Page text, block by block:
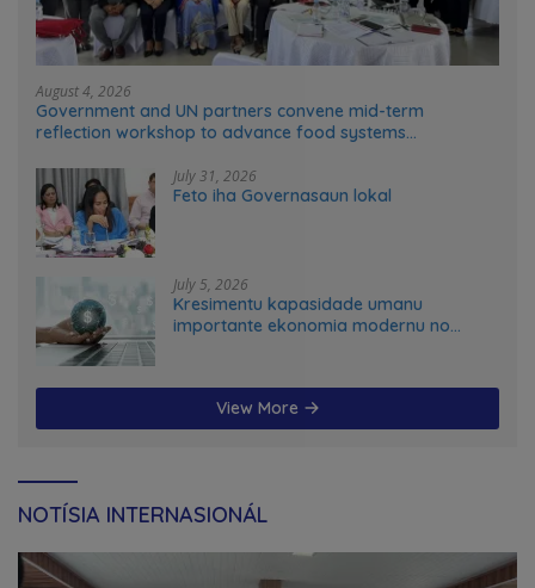
August 4, 2026
Government and UN partners convene mid-term
reflection workshop to advance food systems
July 31, 2026
Feto iha Governasaun lokal
July 5, 2026
Kresimentu kapasidade umanu
importante ekonomia modernu no
View More
NOTÍSIA INTERNASIONÁL